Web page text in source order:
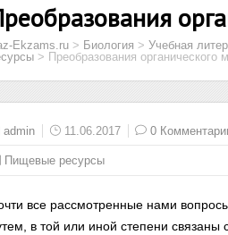
Ekzams.ru > Биология > Учебная
> Преобразования органического
admin 11.06.2017 0
Пищевые ресурсы
все рассмотренные нами
в той или иной степени связаны